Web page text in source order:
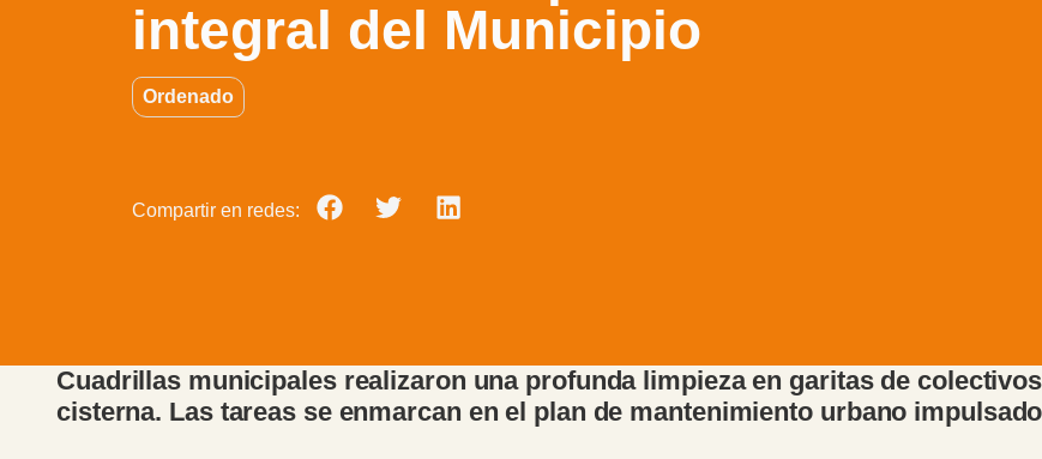
integral del Municipio
Ordenado
Compartir en redes:
Cuadrillas municipales realizaron una profunda limpieza en garitas de
cisterna. Las tareas se enmarcan en el plan de mantenimiento urbano